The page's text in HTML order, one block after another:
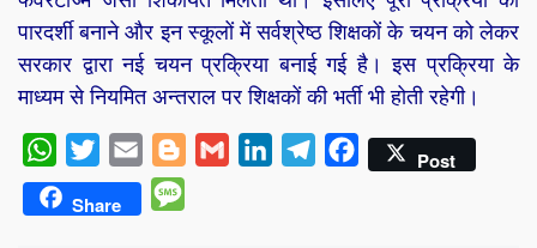
पारदर्शी बनाने और इन स्कूलों में सर्वश्रेष्ठ शिक्षकों के चयन को लेकर
सरकार द्वारा नई चयन प्रक्रिया बनाई गई है। इस प्रक्रिया के
माध्यम से नियमित अन्तराल पर शिक्षकों की भर्ती भी होती रहेगी।
WhatsApp
Twitter Email BloggerGmail LinkedInTelegramFacebookPost
Share